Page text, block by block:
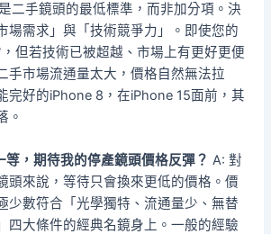
二手鏡頭的最低標準，而非加分項。決
場需求」與「技術競爭力」。即使您的
但若技術已被超越、市場上有更好更便
手市場流通量太大，價格自然無法拉
完好的iPhone 8，在iPhone 15面前，其
。
等，期待我的停產鏡頭價格反彈？ A: 對
頭來說，等待只會換來更低的價格。價
少數符合「光學獨特、流通量少、無替
四大條件的經典名鏡身上。一般的經驗